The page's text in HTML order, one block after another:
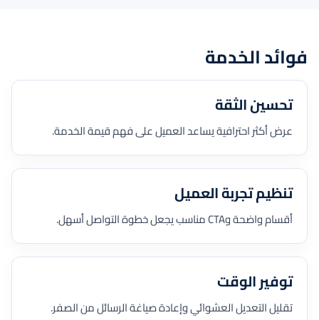
فوائد الخدمة
تحسين الثقة
عرض أكثر احترافية يساعد العميل على فهم قيمة الخدمة.
تنظيم تجربة العميل
أقسام واضحة وCTA مناسب يجعل خطوة التواصل أسهل.
توفير الوقت
تقليل التعديل العشوائي وإعادة صياغة الرسائل من الصفر.